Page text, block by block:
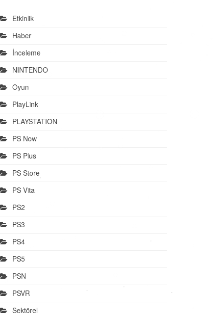
Etkinlik
Haber
İnceleme
NINTENDO
Oyun
PlayLink
PLAYSTATION
PS Now
PS Plus
PS Store
PS Vita
PS2
PS3
PS4
PS5
PSN
PSVR
Sektörel